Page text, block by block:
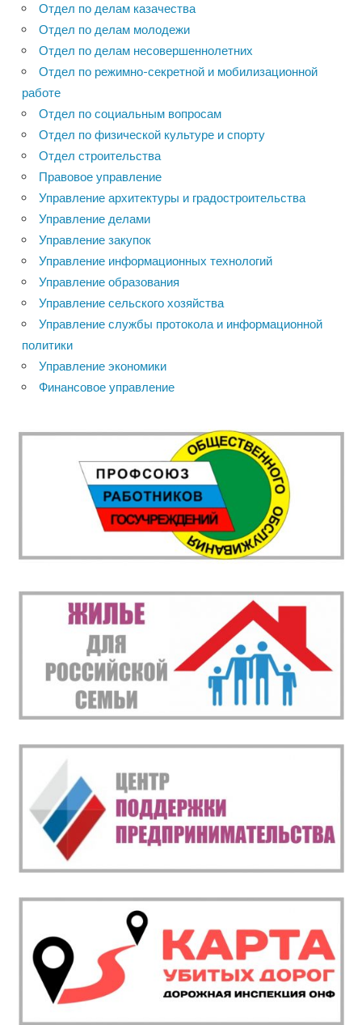
Отдел по делам казачества
Отдел по делам молодежи
Отдел по делам несовершеннолетних
Отдел по режимно-секретной и мобилизационной
работе
Отдел по социальным вопросам
Отдел по физической культуре и спорту
Отдел строительства
Правовое управление
Управление архитектуры и градостроительства
Управление делами
Управление закупок
Управление информационных технологий
Управление образования
Управление сельского хозяйства
Управление службы протокола и информационной
политики
Управление экономики
Финансовое управление